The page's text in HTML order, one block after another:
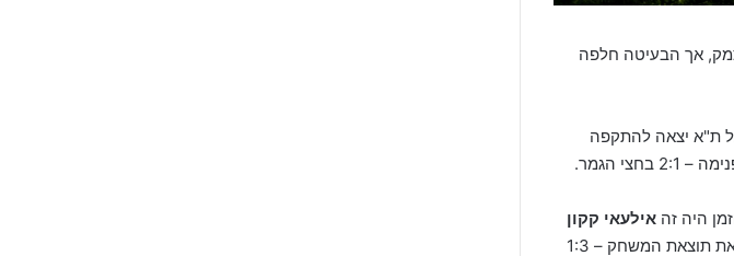
אך הבעיטה חלפה
ת"א יצאה להתקפה
הגמר.
היה זה אילעאי קקון
שקיבל כדור עומק, דהר קדימה ומול שוער הפועל ת"א שלח את הכדור לפינה הימנית וקבע את תוצאת המשחק – 1:3